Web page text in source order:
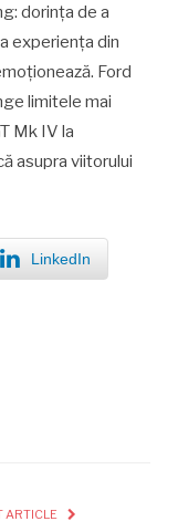
dorința de a
experiența din
Ford
limitele mai
Mk IV la
asupra viitorului
LinkedIn
ARTICLE